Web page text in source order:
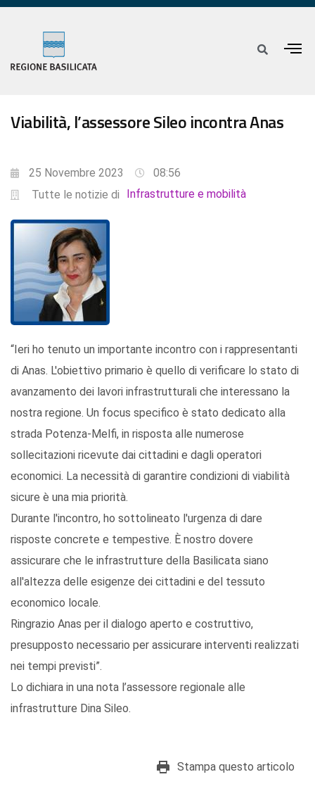
Viabilità, l’assessore Sileo incontra Anas
25 Novembre 2023
08:56
Tutte le notizie di
Infrastrutture e mobilità
“Ieri ho tenuto un importante incontro con i rappresentanti
di Anas. L'obiettivo primario è quello di verificare lo stato di
avanzamento dei lavori infrastrutturali che interessano la
nostra regione. Un focus specifico è stato dedicato alla
strada Potenza-Melfi, in risposta alle numerose
sollecitazioni ricevute dai cittadini e dagli operatori
economici. La necessità di garantire condizioni di viabilità
sicure è una mia priorità.
Durante l'incontro, ho sottolineato l'urgenza di dare
risposte concrete e tempestive. È nostro dovere
assicurare che le infrastrutture della Basilicata siano
all'altezza delle esigenze dei cittadini e del tessuto
economico locale.
Ringrazio Anas per il dialogo aperto e costruttivo,
presupposto necessario per assicurare interventi realizzati
nei tempi previsti”.
Lo dichiara in una nota l’assessore regionale alle
infrastrutture Dina Sileo.
Stampa questo articolo